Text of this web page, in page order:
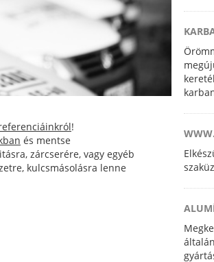
!
és mentse
zárcserére, vagy egyéb
kulcsmásolásra lenne